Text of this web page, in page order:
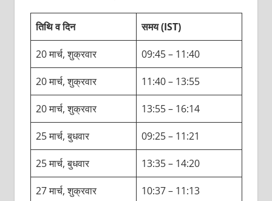
तिथि व दिन समय (IST)
20 मार्च, शुक्रवार 09:45 – 11:40
20 मार्च, शुक्रवार 11:40 – 13:55
20 मार्च, शुक्रवार 13:55 – 16:14
25 मार्च, बुधवार 09:25 – 11:21
25 मार्च, बुधवार 13:35 – 14:20
27 मार्च, शुक्रवार 10:37 – 11:13